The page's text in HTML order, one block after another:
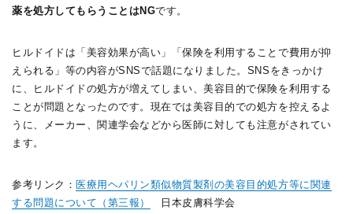
薬を処方してもらうことはNGです。
ヒルドイドは「美容効果が高い」「保険を利用することで費用が抑
えられる」等の内容がSNSで話題になりました。SNSをきっかけ
に、ヒルドイドの処方が増えてしまい、美容目的で保険を利用する
ことが問題となったのです。現在では美容目的での処方を控えるよ
うに、メーカー、関連学会などから医師に対しても注意がされてい
ます。
参考リンク： 医療用ヘパリン類似物質製剤の美容目的処方等に関連
する問題について（第三報）
日本皮膚科学会